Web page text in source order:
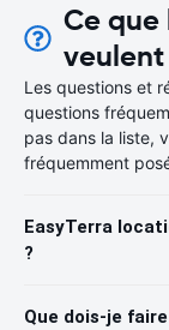
Ce
Les questions et
questions
pas dans la liste,
fréquemment
EasyTerra
?
Que dois-je